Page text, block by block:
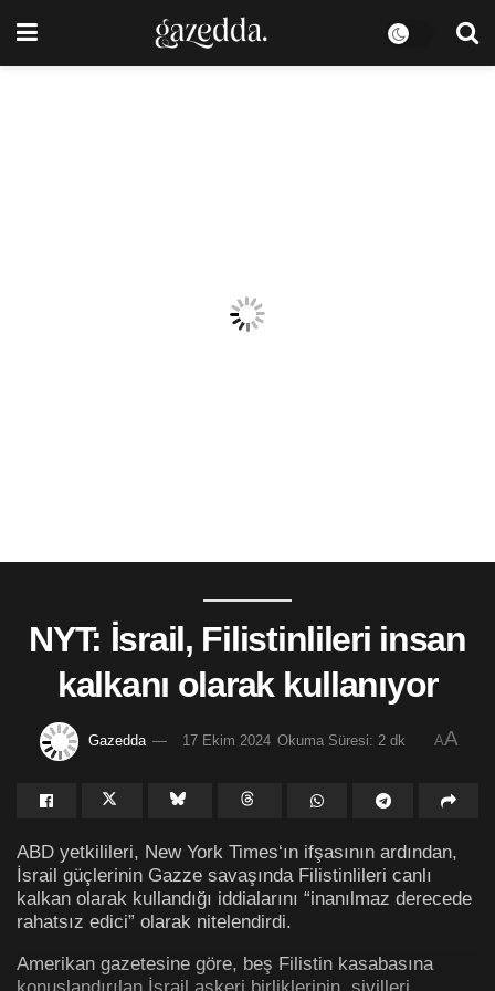
NYT: İsrail, Filistinlileri insan
kalkanı olarak kullanıyor
Gazedda 17 Ekim 2024 Okuma Süresi: 2 dk AA
ABD yetkilileri, New York Times‘ın ifşasının ardından,
İsrail güçlerinin Gazze savaşında Filistinlileri canlı
kalkan olarak kullandığı iddialarını “inanılmaz derecede
rahatsız edici” olarak nitelendirdi.
Amerikan gazetesine göre, beş Filistin kasabasına